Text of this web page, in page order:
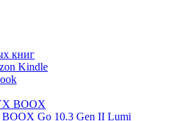
книг
Kindle
BOOX
Go 10.3 Gen II Lumi